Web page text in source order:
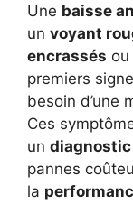
Une baisse
un voyant
encrassés
premiers
besoin d’une
Ces
un
pannes
la